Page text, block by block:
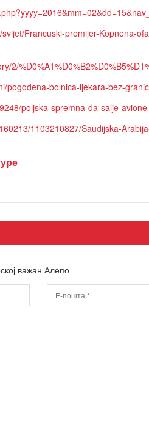
Francuski-premijer-Kopnena-
2/
pogodena-bolnica-ljekara-bez-
poljska-spremna-da-salje-
1103210827/Saudijska-
важан Алепо